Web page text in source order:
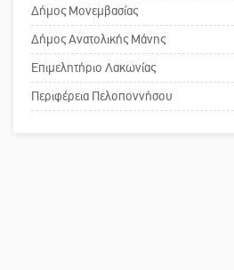
Δήμος Μονεμβασίας
Δήμος Ανατολικής Μάνης
Επιμελητήριο Λακωνίας
Περιφέρεια Πελοποννήσου